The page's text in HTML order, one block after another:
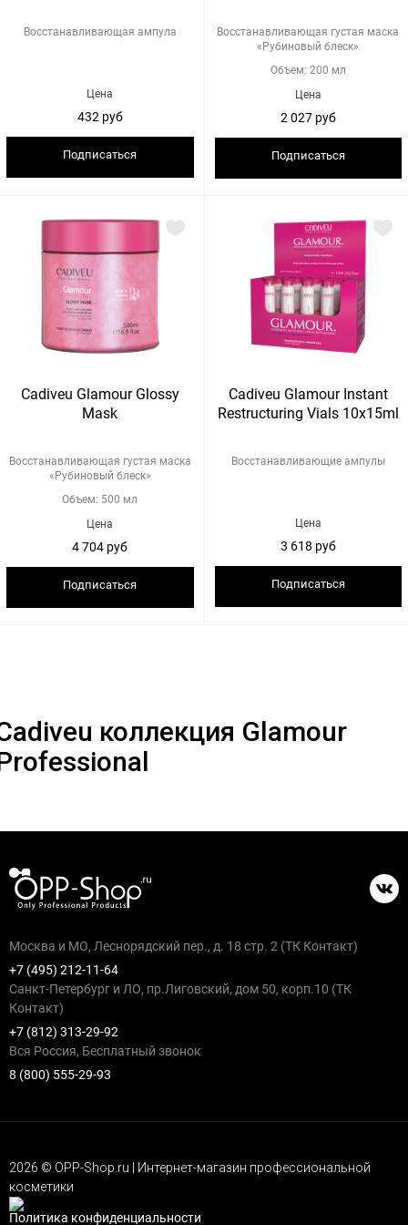
Восстанавливающая ампула
Цена
432 руб
Подписаться
Восстанавливающая густая маска
«Рубиновый блеск»
Объем: 200 мл
Цена
2 027 руб
Подписаться
Cadiveu Glamour Glossy
Mask
Восстанавливающая густая маска
«Рубиновый блеск»
Объем: 500 мл
Цена
4 704 руб
Подписаться
Cadiveu Glamour Instant
Restructuring Vials 10x15ml
Восстанавливающие ампулы
Цена
3 618 руб
Подписаться
коллекция Glamour
Москва и МО, Леснорядский пер., д. 18 стр. 2 (ТК Контакт)
+7 (495) 212-11-64
Санкт-Петербург и ЛО, пр.Лиговский, дом 50, корп.10 (ТК
Контакт)
+7 (812) 313-29-92
Вся Россия, Бесплатный звонок
8 (800) 555-29-93
2026 © OPP-Shop.ru | Интернет-магазин профессиональной
косметики
Политика конфиденциальности